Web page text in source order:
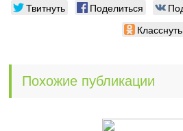
Твитнуть Поделиться
Класснуть
Похожие публикации